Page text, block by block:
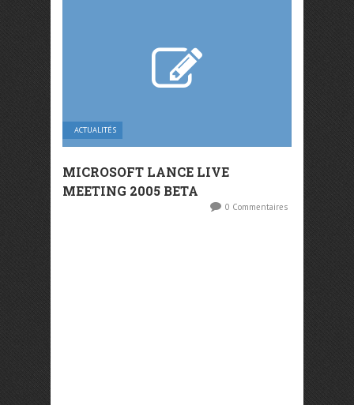
ACTUALITÉS
MICROSOFT LANCE LIVE
MEETING 2005 BETA
0 Commentaires